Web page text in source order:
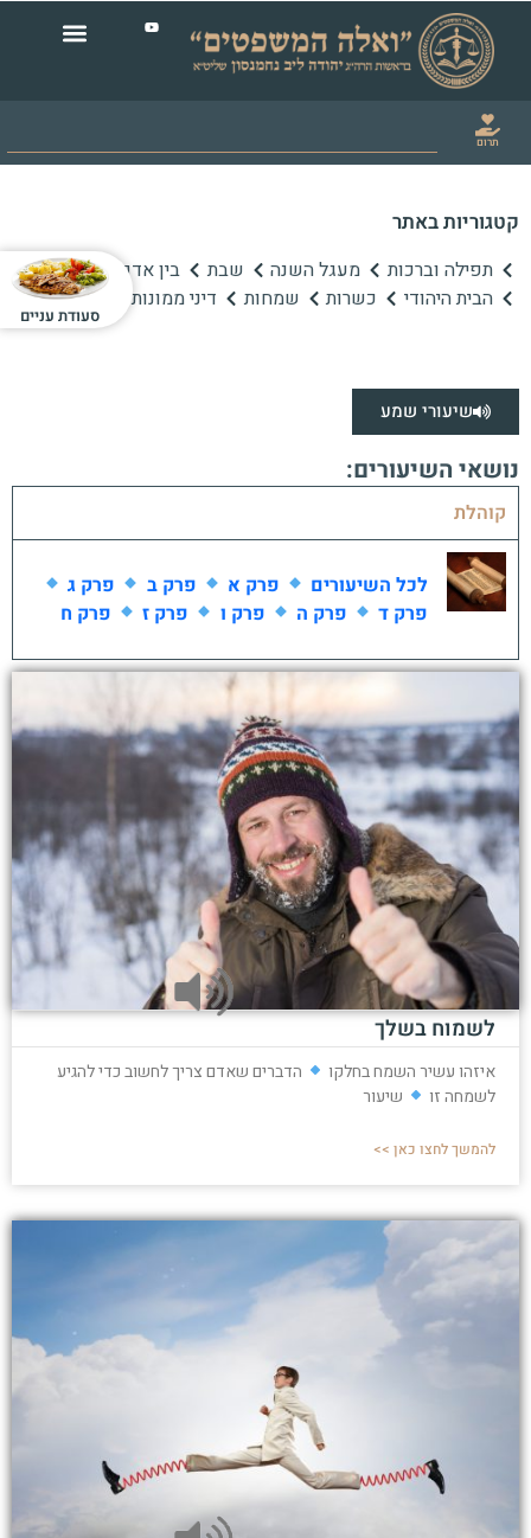
תרום
קטגוריות באתר
תפילה וברכות מעגל השנה שבת
בין אדם לחברו
הבית היהודי
כשרות שמחות דיני ממונות
שיעורי שמע
נושאי השיעורים:
קוהלת
לכל השיעורים פרק א פרק ב
פרק ג
פרק ד
פרק ה פרק ו פרק ז פרק ח
לשמוח בשלך
איזהו עשיר השמח בחלקו
הדברים שאדם צריך לחשוב כדי להגיע
לשמחה זו
שיעור
להמשך לחצו כאן >>
סעודת עניים